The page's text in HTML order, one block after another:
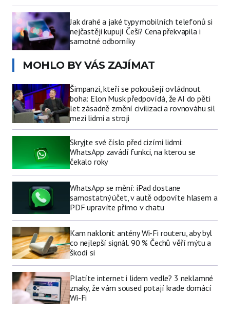
Jak drahé a jaké typy mobilních telefonů si
nejčastěji kupují Češi? Cena překvapila i
samotné odborníky
MOHLO BY VÁS ZAJÍMAT
Šimpanzi, kteří se pokoušejí ovládnout
boha: Elon Musk předpovídá, že AI do pěti
let zásadně změní civilizaci a rovnováhu sil
mezi lidmi a stroji
Skryjte své číslo před cizími lidmi:
WhatsApp zavádí funkci, na kterou se
čekalo roky
WhatsApp se mění: iPad dostane
samostatný účet, v autě odpovíte hlasem a
PDF upravíte přímo v chatu
Kam naklonit antény Wi-Fi routeru, aby byl
co nejlepší signál. 90 % Čechů věří mýtu a
škodí si
Platíte internet i lidem vedle? 3 neklamné
znaky, že vám soused potají krade domácí
Wi-Fi